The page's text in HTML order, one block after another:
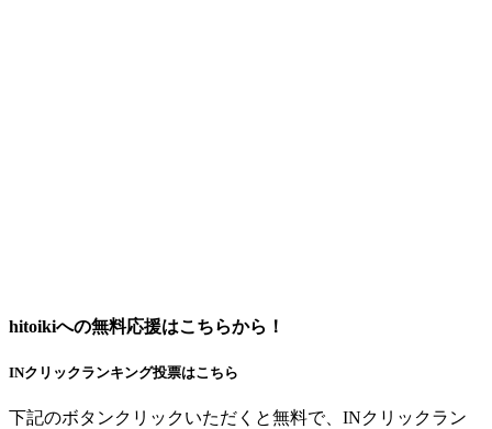
hitoikiへの無料応援はこちらから！
INクリックランキング投票はこちら
下記のボタンクリックいただくと無料で、INクリックラン